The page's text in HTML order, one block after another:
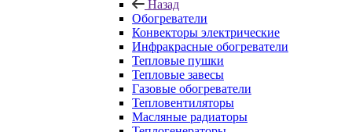
Назад
Обогреватели
Конвекторы электрические
Инфракрасные обогреватели
Тепловые пушки
Тепловые завесы
Газовые обогреватели
Тепловентиляторы
Масляные радиаторы